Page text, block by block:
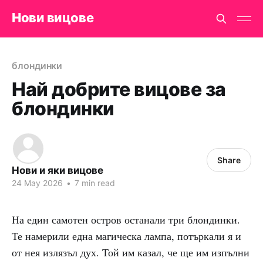
Нови вицове
блондинки
Най добрите вицове за
блондинки
Нови и яки вицове
24 May 2026 • 7 min read
Share
На един самотен остров останали три блондинки.
Те намерили една магическа лампа, потъркали я и
от нея излязъл дух. Той им казал, че ще им изпълни